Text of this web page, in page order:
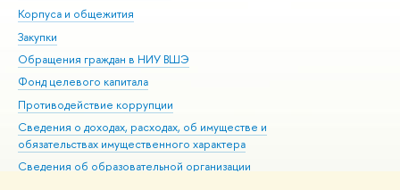
Корпуса и общежития
Закупки
Обращения граждан в НИУ ВШЭ
Фонд целевого капитала
Противодействие коррупции
Сведения о доходах, расходах, об имуществе и
обязательствах имущественного характера
Сведения об образовательной организации